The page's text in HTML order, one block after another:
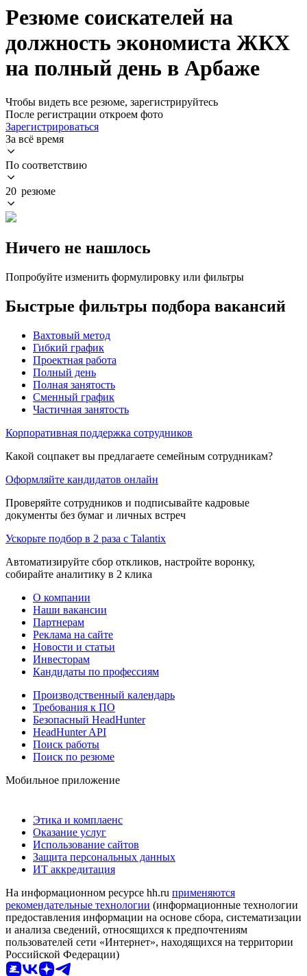
Резюме соискателей на
должность экономиста ЖКХ
на полный день в Арбаже
Чтобы видеть все резюме, зарегистрируйтесь
После регистрации откроем фото
Зарегистрироваться
За всё время
По соответствию
20 резюме
Ничего не нашлось
Попробуйте изменить формулировку или фильтры
Быстрые фильтры подбора вакансий
Вахтовый метод
Гибкий график
Проектная работа
Полный день
Полная занятость
Сменный график
Частичная занятость
Корпоративная поддержка сотрудников
Какой соцпакет вы предлагаете семейным сотрудникам?
Оформляйте кандидатов онлайн
Проверяйте сотрудников и подписывайте кадровые
документы без бумаг и личных встреч
Ускорьте подбор в 2 раза с Talantix
Автоматизируйте сбор откликов, настройте воронку,
собирайте аналитику в 2 клика
О компании
Наши вакансии
Партнерам
Реклама на сайте
Новости и статьи
Инвесторам
Кандидаты по профессиям
Производственный календарь
Требования к ПО
Безопасный HeadHunter
HeadHunter API
Поиск работы
Поиск по резюме
Мобильное приложение
Этика и комплаенс
Оказание услуг
Использование сайтов
Защита персональных данных
ИТ аккредитация
На информационном ресурсе hh.ru применяются
рекомендательные технологии (информационные технологии
предоставления информации на основе сбора, систематизации
и анализа сведений, относящихся к предпочтениям
пользователей сети «Интернет», находящихся на территории
Российской Федерации)